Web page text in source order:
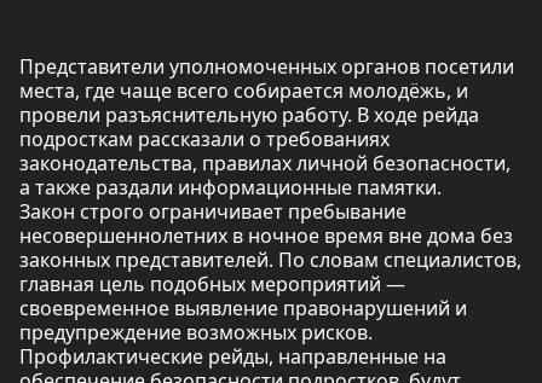
Представители уполномоченных органов посетили
места, где чаще всего собирается молодёжь, и
провели разъяснительную работу. В ходе рейда
подросткам рассказали о требованиях
законодательства, правилах личной безопасности,
а также раздали информационные памятки.
Закон строго ограничивает пребывание
несовершеннолетних в ночное время вне дома без
законных представителей. По словам специалистов,
главная цель подобных мероприятий —
своевременное выявление правонарушений и
предупреждение возможных рисков.
Профилактические рейды, направленные на